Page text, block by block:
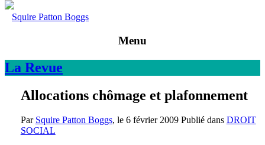
Squire Patton Boggs
Menu
La Revue
Allocations chômage et plafonnement
Par Squire Patton Boggs, le 6 février 2009Publié dans DROIT
SOCIAL